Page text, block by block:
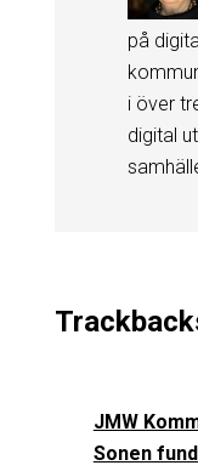
på
i över
digital
JMW
Sonen